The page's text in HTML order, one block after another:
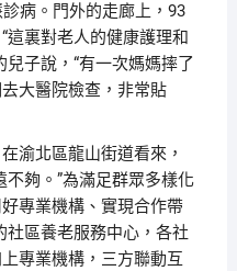
病。門外的走廊上，93
這裏對老人的健康護理和
子說，“有一次媽媽摔了
大醫院檢查，非常貼
渝北區龍山街道看來，
夠。”為滿足群眾多樣化
專業機構、實現合作帶
社區養老服務中心，各社
專業機構，三方聯動互